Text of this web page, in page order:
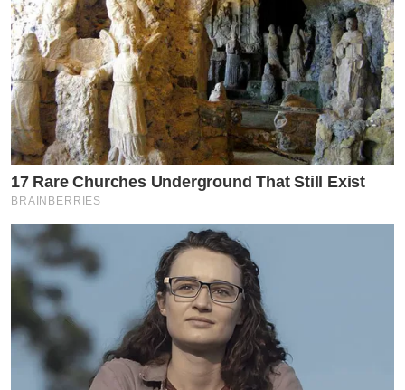
17 Rare Churches Underground That Still Exist
BRAINBERRIES